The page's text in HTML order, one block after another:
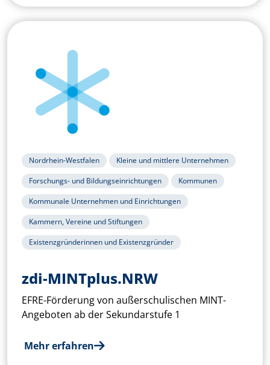
Nordrhein-Westfalen
Kleine und mittlere Unternehmen
Forschungs- und Bildungseinrichtungen
Kommunen
Kommunale Unternehmen und Einrichtungen
Kammern, Vereine und Stiftungen
Existenzgründerinnen und Existenzgründer
zdi-MINTplus.NRW
EFRE-Förderung von außerschulischen MINT-
Angeboten ab der Sekundarstufe 1
Mehr erfahren